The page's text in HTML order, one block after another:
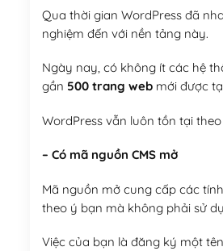
Qua thời gian WordPress đã
nghiệm đến với nền tảng này.
Ngày nay, có không ít các hệ
gần 500 trang webmới được
WordPress vẫn luôn tồn tại
– Có mã nguồn CMS mở
Mã nguồn mở cung cấp các
theo ý bạn mà không phải sử
Việc của bạn là đăng ký một